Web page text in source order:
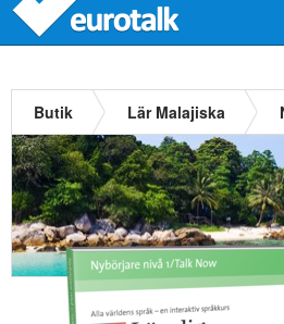
Butik Lär Malajiska